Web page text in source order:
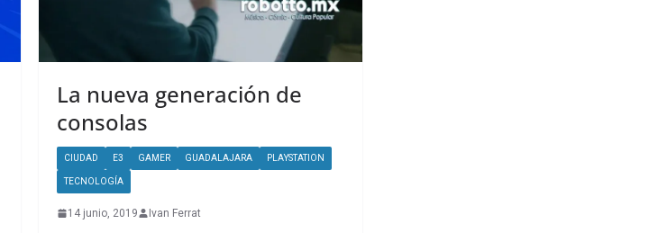
La nueva generación de
consolas
CIUDAD E3 GAMER GUADALAJARA PLAYSTATION
TECNOLOGÍA
14 junio, 2019 Ivan Ferrat